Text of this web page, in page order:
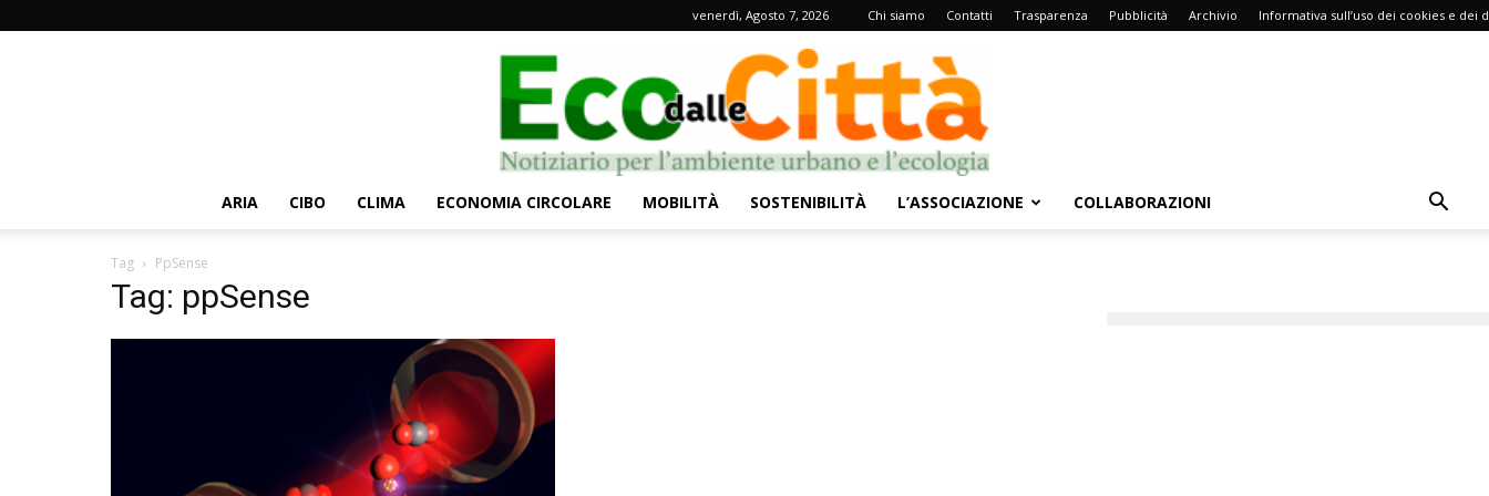
venerdì, Agosto 7, 2026 Chi siamo Contatti Trasparenza Pubblicità Archivio Informativa sull’uso dei cookies e dei
ARIA CIBO CLIMA ECONOMIA CIRCOLARE MOBILITÀ SOSTENIBILITÀ L’ASSOCIAZIONE COLLABORAZIONI
Tag PpSense
Tag: ppSense